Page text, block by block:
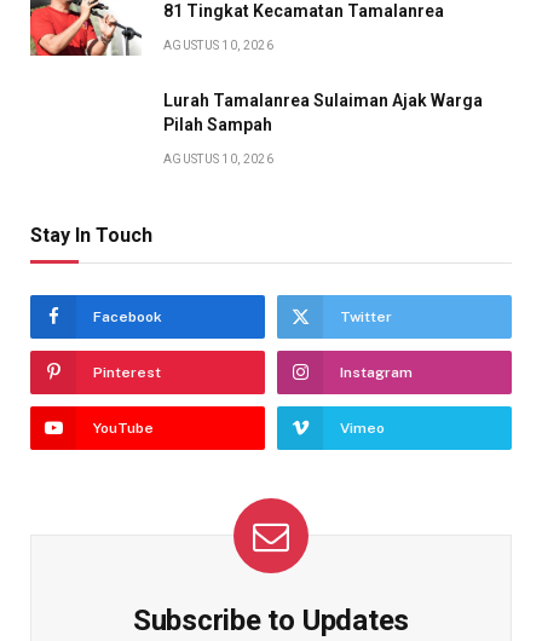
81 Tingkat Kecamatan Tamalanrea
AGUSTUS 10, 2026
Lurah Tamalanrea Sulaiman Ajak Warga
Pilah Sampah
AGUSTUS 10, 2026
Stay In Touch
Facebook Twitter
Pinterest Instagram
YouTube Vimeo
Subscribe to Updates